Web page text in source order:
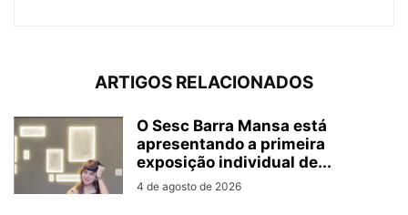
ARTIGOS RELACIONADOS
O Sesc Barra Mansa está
apresentando a primeira
exposição individual de...
4 de agosto de 2026